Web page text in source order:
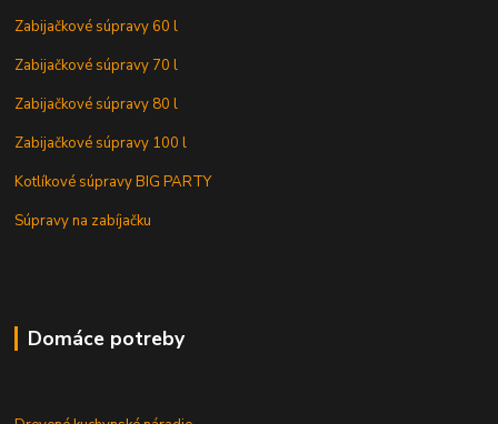
Zabijačkové súpravy 60 l
Zabijačkové súpravy 70 l
Zabijačkové súpravy 80 l
Zabijačkové súpravy 100 l
Kotlíkové súpravy BIG PARTY
Súpravy na zabíjačku
Domáce potreby